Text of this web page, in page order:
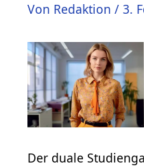
Von Redaktion / 3.
Der duale